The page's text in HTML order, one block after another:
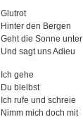
Glutrot
Hinter den Bergen
Geht die Sonne unter
Und sagt uns Adieu
Ich gehe
Du bleibst
Ich rufe und schreie
Nimm mich doch mit